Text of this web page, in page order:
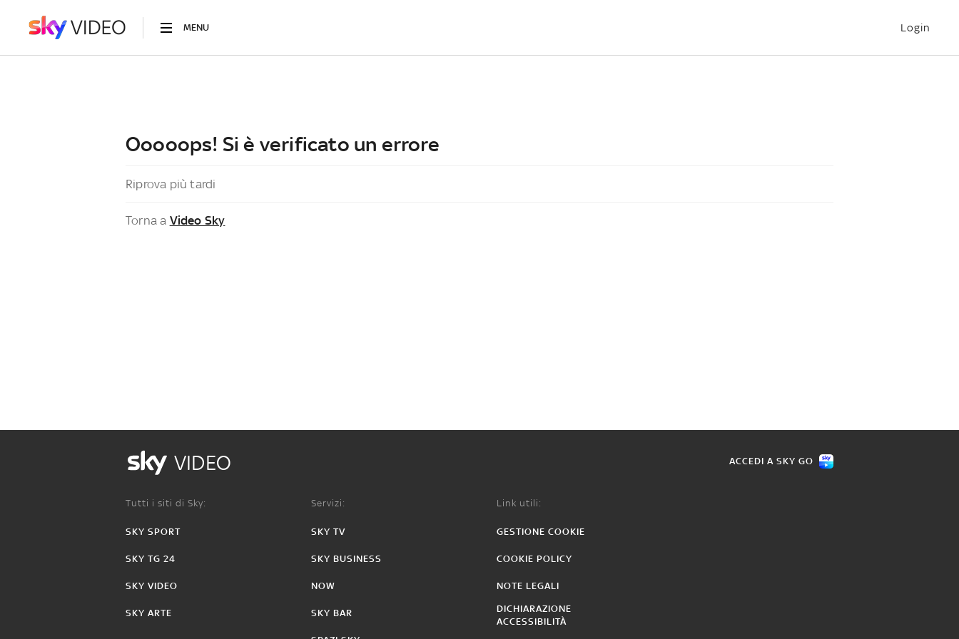
MENU Login
Ooooops! Si è verificato un errore
Riprova più tardi
Torna a Video Sky
VIDEO ACCEDI A SKY GO
Tutti i siti di Sky:
SKY SPORT
SKY TG 24
SKY VIDEO
SKY ARTE
Servizi:
SKY TV
SKY BUSINESS
NOW
SKY BAR
Link utili:
GESTIONE COOKIE
COOKIE POLICY
NOTE LEGALI
DICHIARAZIONE
ACCESSIBILITÀ